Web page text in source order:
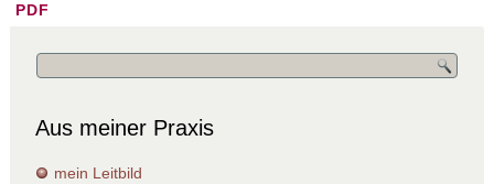
PDF
Aus meiner Praxis
mein Leitbild